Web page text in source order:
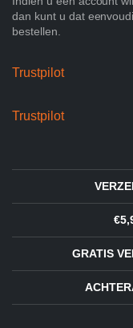
dan kunt u dat
bestellen.
Trustpilot
Trustpilot
GRATIS